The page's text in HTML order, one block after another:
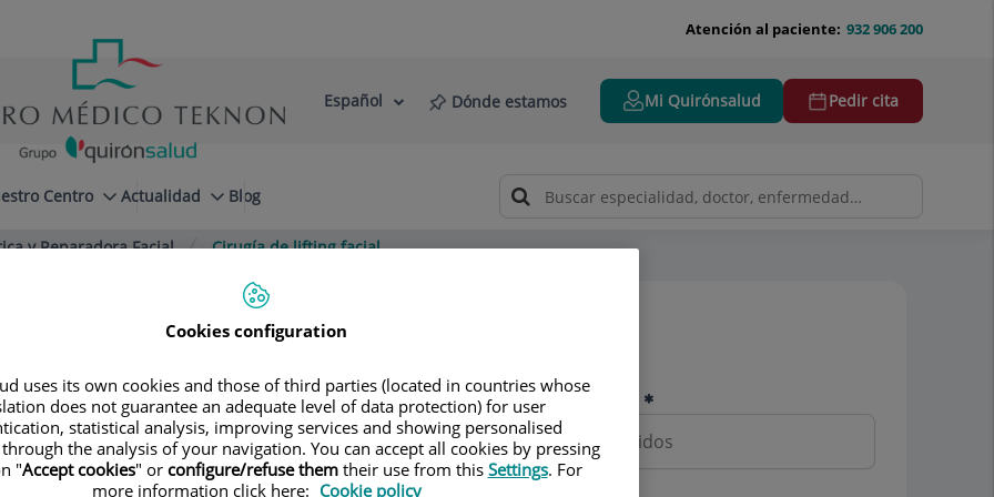
932 906 200
Atención al paciente:
Selector
Idioma
Español Dónde estamos Mi Quirónsalud Pedir cita
Centro Actualidad Blog
y Reparadora Facial Cirugía de lifting facial
Nombre y apellidos
Cookies configuration
uses its own cookies and those of third parties (located in countries whose
does not guarantee an adequate level of data protection) for user
statistical analysis, improving services and showing personalised
the analysis of your navigation. You can accept all cookies by pressing
"Accept cookies" or configure/refuse themtheir use from this Settings. For
more information click here: Cookie policy